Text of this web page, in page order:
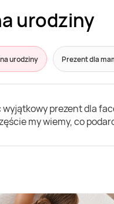
urodziny
urodziny Prezent dla
prezent dla
my wiemy, co